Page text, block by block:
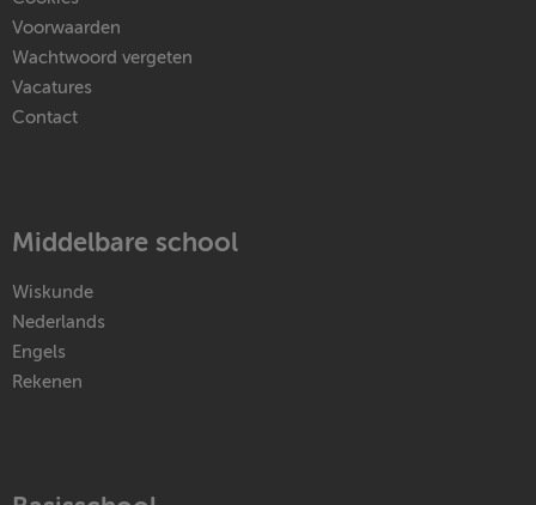
Voorwaarden
Wachtwoord vergeten
Vacatures
Contact
Middelbare school
Wiskunde
Nederlands
Engels
Rekenen